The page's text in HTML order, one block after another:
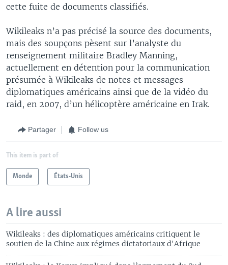
cette fuite de documents classifiés.
Wikileaks n’a pas précisé la source des documents,
mais des soupçons pèsent sur l’analyste du
renseignement militaire Bradley Manning,
actuellement en détention pour la communication
présumée à Wikileaks de notes et messages
diplomatiques américains ainsi que de la vidéo du
raid, en 2007, d’un hélicoptère américaine en Irak.
Partager Follow us
This item is part of
Monde États-Unis
A lire aussi
Wikileaks : des diplomatiques américains critiquent le
soutien de la Chine aux régimes dictatoriaux d'Afrique